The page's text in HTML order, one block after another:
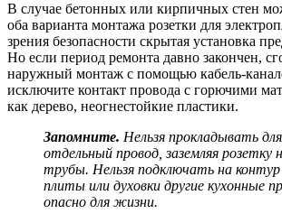
В случае бетонных или кирпичных стен
оба варианта монтажа розетки для
зрения безопасности скрытая установка
Но если период ремонта давно закончен,
наружный монтаж с помощью кабель-
исключите контакт провода с горючими
как дерево, неогнестойкие пластики.
Запомните. Нельзя прокладывать
отдельный провод, заземляя розетку
трубы. Нельзя подключать на
плиты или духовки другие кухонные
опасно для жизни.